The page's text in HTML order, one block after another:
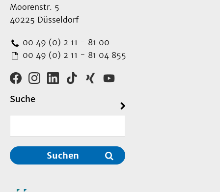
Moorenstr. 5
40225 Düsseldorf
00 49 (0) 2 11 - 81 00
00 49 (0) 2 11 - 81 04 855
Suche
Suchen